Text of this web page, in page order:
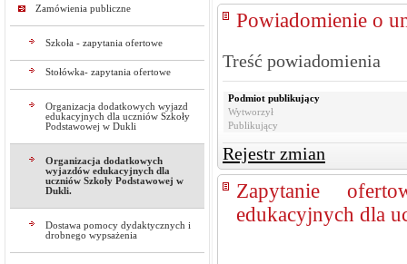
Zamówienia publiczne
Szkoła - zapytania ofertowe
Stołówka- zapytania ofertowe
Organizacja dodatkowych wyjazd
edukacyjnych dla uczniów Szkoły
Podstawowej w Dukli
Organizacja dodatkowych
wyjazdów edukacyjnych dla
uczniów Szkoły Podstawowej w
Dukli.
Dostawa pomocy dydaktycznych i
drobnego wypsażenia
Powiadomienie o
Treść powiadomienia
Podmiot publikujący
Wytworzył
Publikujący
Rejestr zmian
Zapytanie
edukacyjnych dla